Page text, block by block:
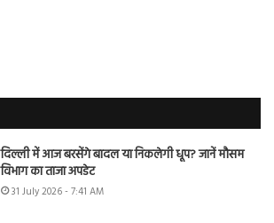
दिल्ली में आज बरसेंगे बादल या निकलेगी धूप? जानें मौसम
विभाग का ताजा अपडेट
31 July 2026 - 7:41 AM